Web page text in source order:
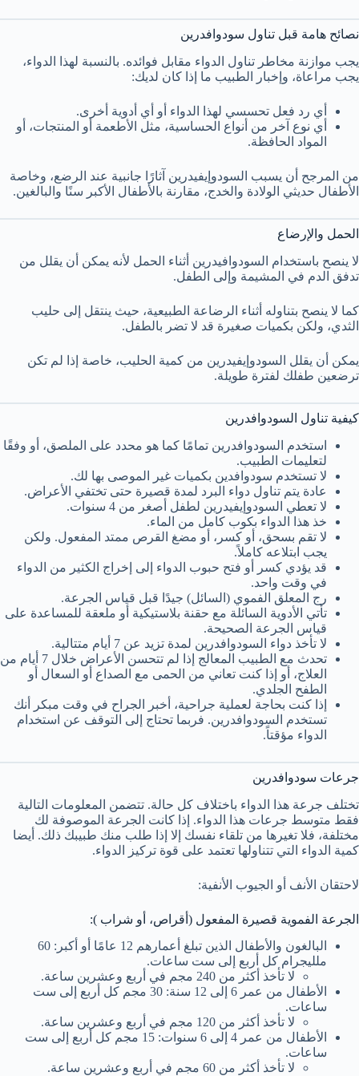
نصائح هامة قبل تناول سودوافدرين
يجب موازنة مخاطر تناول الدواء مقابل فوائده. بالنسبة لهذا الدواء،
يجب مراعاة، وإخبار الطبيب ما إذا كان لديك:
أي رد فعل تحسسي لهذا الدواء أو أي أدوية أخرى.
أي نوع آخر من أنواع الحساسية، مثل الأطعمة أو المنتجات، أو
المواد الحافظة.
من المرجح أن يسبب السودوإيفيدرين آثارًا جانبية عند الرضع، وخاصة
الأطفال حديثي الولادة والخدج، مقارنة بالأطفال الأكبر سنًا والبالغين.
الحمل والإرضاع
لا ينصح باستخدام السودوافيدرين أثناء الحمل لأنه يمكن أن يقلل من
تدفق الدم في المشيمة وإلى الطفل.
كما لا ينصح بتناوله أثناء الرضاعة الطبيعية، حيث ينتقل إلى حليب
الثدي، ولكن بكميات صغيرة قد لا تضر بالطفل.
يمكن أن يقلل السودوإيفيدرين من كمية الحليب، خاصة إذا لم تكن
ترضعين طفلك لفترة طويلة.
كيفية تناول السودوافدرين
استخدم السودوافدرين تمامًا كما هو محدد على الملصق، أو وفقًا
لتعليمات الطبيب.
لا تستخدم سودوافدين بكميات غير الموصى بها لك.
عادة يتم تناول دواء البرد لمدة قصيرة حتى تختفي الأعراض.
لا تعطي السودوإيفيدرين لطفل أصغر من 4 سنوات.
خذ هذا الدواء بكوب كامل من الماء.
لا تقم بسحق، أو كسر، أو مضغ القرص ممتد المفعول. ولكن
يجب ابتلاعه كاملاً.
قد يؤدي كسر أو فتح حبوب الدواء إلى إخراج الكثير من الدواء
في وقت واحد.
رج المعلق الفموي (السائل) جيدًا قبل قياس الجرعة.
تأتي الأدوية السائلة مع حقنة بلاستيكية أو ملعقة للمساعدة على
قياس الجرعة الصحيحة.
لا تأخذ دواء السودوافدرين لمدة تزيد عن 7 أيام متتالية.
تحدث مع الطبيب المعالج إذا لم تتحسن الأعراض خلال 7 أيام من
العلاج، أو إذا كنت تعاني من الحمى مع الصداع أو السعال أو
الطفح الجلدي.
إذا كنت بحاجة لعملية جراحية، أخبر الجراح في وقت مبكر أنك
تستخدم السودوافدرين. فربما تحتاج إلى التوقف عن استخدام
الدواء مؤقتاً.
جرعات سودوافدرين
تختلف جرعة هذا الدواء باختلاف كل حالة. تتضمن المعلومات التالية
فقط متوسط ​​جرعات هذا الدواء. إذا كانت الجرعة الموصوفة لك
مختلفة، فلا تغيرها من تلقاء نفسك إلا إذا طلب منك طبيبك ذلك. أيضا
كمية الدواء التي تتناولها تعتمد على قوة تركيز الدواء.
لاحتقان الأنف أو الجيوب الأنفية:
الجرعة الفموية قصيرة المفعول (أقراص، أو شراب ):
البالغون والأطفال الذين تبلغ أعمارهم 12 عامًا أو أكبر: 60
ملليجرام كل أربع إلى ست ساعات.
لا تأخذ أكثر من 240 مجم في أربع وعشرين ساعة.
الأطفال من عمر 6 إلى 12 سنة: 30 مجم كل أربع إلى ست
ساعات.
لا تأخذ أكثر من 120 مجم في أربع وعشرين ساعة.
الأطفال من عمر 4 إلى 6 سنوات: 15 مجم كل أربع إلى ست
ساعات.
لا تأخذ أكثر من 60 مجم في أربع وعشرين ساعة.